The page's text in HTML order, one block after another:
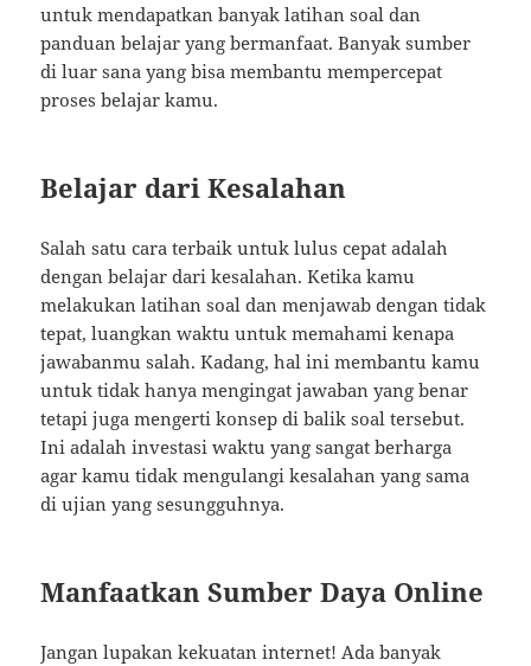
untuk mendapatkan banyak latihan soal dan
panduan belajar yang bermanfaat. Banyak sumber
di luar sana yang bisa membantu mempercepat
proses belajar kamu.
Belajar dari Kesalahan
Salah satu cara terbaik untuk lulus cepat adalah
dengan belajar dari kesalahan. Ketika kamu
melakukan latihan soal dan menjawab dengan tidak
tepat, luangkan waktu untuk memahami kenapa
jawabanmu salah. Kadang, hal ini membantu kamu
untuk tidak hanya mengingat jawaban yang benar
tetapi juga mengerti konsep di balik soal tersebut.
Ini adalah investasi waktu yang sangat berharga
agar kamu tidak mengulangi kesalahan yang sama
di ujian yang sesungguhnya.
Manfaatkan Sumber Daya Online
Jangan lupakan kekuatan internet! Ada banyak